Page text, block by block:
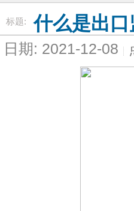
标题: 什么是出
日期: 2021-12-08